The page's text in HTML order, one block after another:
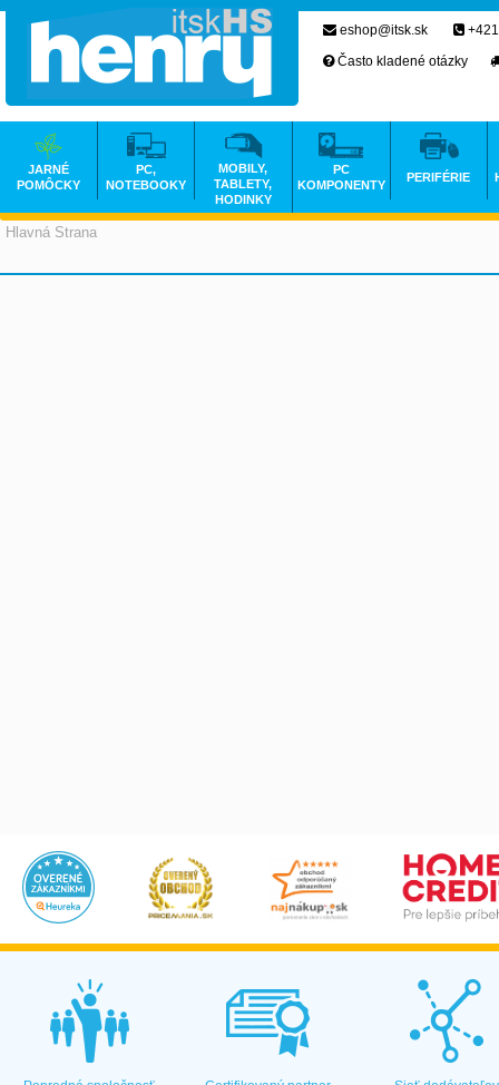
Hlavná Strana
eshop@itsk.sk
Často kladené otázky
JARNÉ
POMÔCKY
PC,
NOTEBOOKY
MOBILY,
TABLETY,
HODINKY
PC
KOMPONENTY
PERIFÉRIE